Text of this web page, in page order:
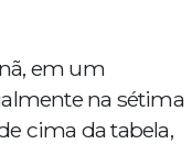
em um
na sétima
cima da tabela,